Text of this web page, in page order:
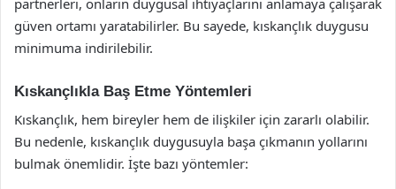
güven ortamı yaratabilirler. Bu sayede, kıskançlık duygusu
minimuma indirilebilir.
Kıskançlıkla Baş Etme Yöntemleri
Kıskançlık, hem bireyler hem de ilişkiler için zararlı olabilir.
Bu nedenle, kıskançlık duygusuyla başa çıkmanın yollarını
bulmak önemlidir. İşte bazı yöntemler: